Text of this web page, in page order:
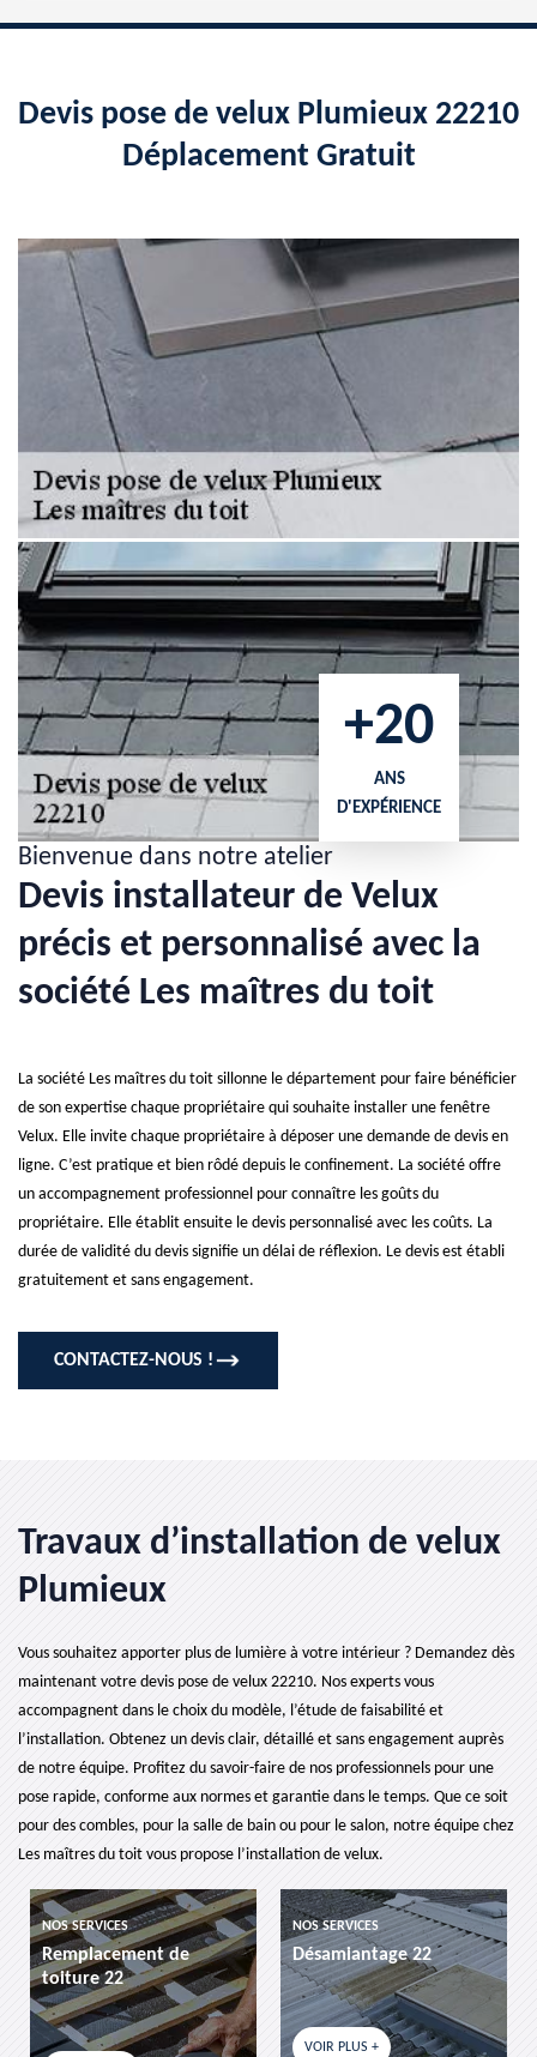
Devis pose de velux Plumieux 22210
Déplacement Gratuit
+20
ANS
D'EXPÉRIENCE
Bienvenue dans notre atelier
Devis installateur de Velux
précis et personnalisé avec la
société Les maîtres du toit
La société Les maîtres du toit sillonne le département pour faire bénéficier
de son expertise chaque propriétaire qui souhaite installer une fenêtre
Velux. Elle invite chaque propriétaire à déposer une demande de devis en
ligne. C’est pratique et bien rôdé depuis le confinement. La société offre
un accompagnement professionnel pour connaître les goûts du
propriétaire. Elle établit ensuite le devis personnalisé avec les coûts. La
durée de validité du devis signifie un délai de réflexion. Le devis est établi
gratuitement et sans engagement.
CONTACTEZ-NOUS !
Travaux d’installation de velux
Plumieux
Vous souhaitez apporter plus de lumière à votre intérieur ? Demandez dès
maintenant votre devis pose de velux 22210. Nos experts vous
accompagnent dans le choix du modèle, l’étude de faisabilité et
l’installation. Obtenez un devis clair, détaillé et sans engagement auprès
de notre équipe. Profitez du savoir-faire de nos professionnels pour une
pose rapide, conforme aux normes et garantie dans le temps. Que ce soit
pour des combles, pour la salle de bain ou pour le salon, notre équipe chez
Les maîtres du toit vous propose l’installation de velux.
de
NOS SERVICES
Désamiantage 22
VOIR PLUS +
NOS SERVICES
etancheite
VOIR PLUS +